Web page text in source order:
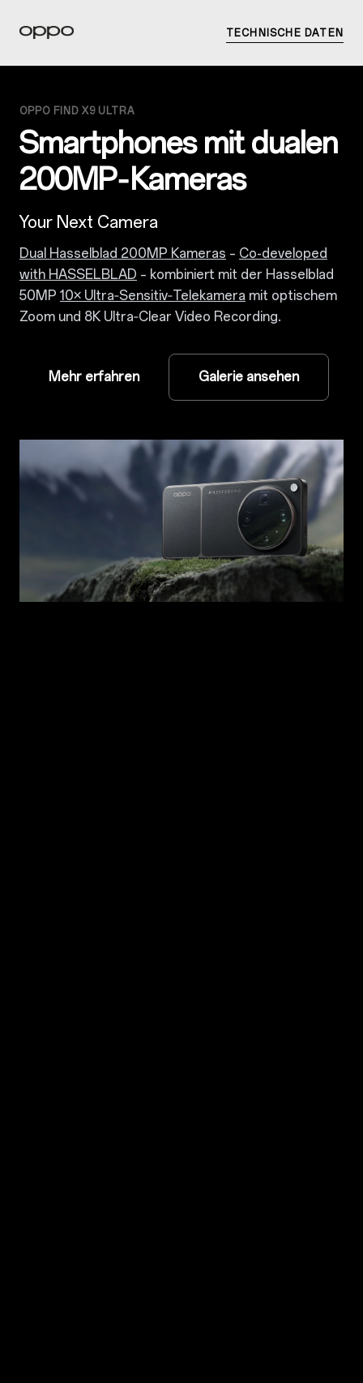
TECHNISCHE DATEN
OPPO FIND X9 ULTRA
Smartphones mit dualen
200MP‑Kameras
Your Next Camera
Dual Hasselblad 200MP Kameras – Co-developed
with HASSELBLAD – kombiniert mit der Hasselblad
50MP 10× Ultra‑Sensitiv‑Telekamera mit optischem
Zoom und 8K Ultra‑Clear Video Recording.
Mehr erfahren Galerie ansehen